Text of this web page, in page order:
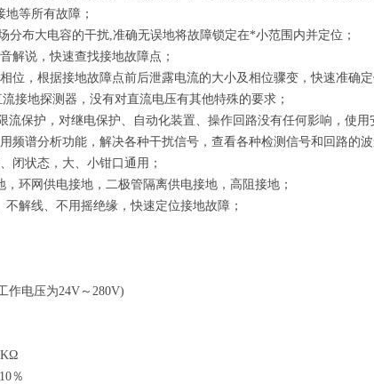
等所有故障；
分布大电容的干扰,准确无误地将故障锁定在*小范围内并定位；
解说，快速查找接地故障点；
位，根据接地故障点前后泄露电流的大小及相位骤变，快速准确定
接地探测器，没有对直流电压有其他特殊的要求；
流保护，对继电保护、自动化装置、操作回路没有任何影响，使用
频谱分析功能，解决各种干扰信号，查看各种检测信号和回路的波
闭状态，大、小钳口通用；
环网供电接地，二极管隔离供电接地，高阻接地；
解线、不用摇绝缘，快速定位接地故障；
电压为24V～280V)
％